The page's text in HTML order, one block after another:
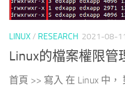
LINUX/ RESEARCH 2021-08-
Linux的檔案權限管
首頁 >> 寫入 在 Linux 中，